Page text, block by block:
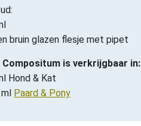
bruin glazen flesje met pipet
Compositum is verkrijgbaar in:
Hond & Kat
Paard & Pony